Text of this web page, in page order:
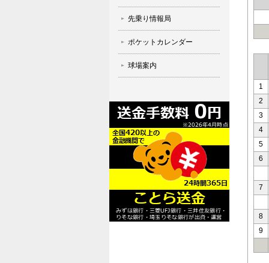
先乗り情報局
ポケットカレンダー
球場案内
1
2
3
4
5
6
7
8
9